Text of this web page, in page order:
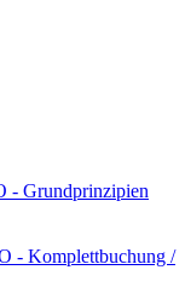
- Grundprinzipien
- Komplettbuchung /